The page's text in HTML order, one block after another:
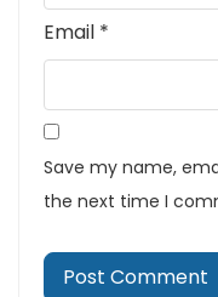
Email *
Save my name,
the next time I